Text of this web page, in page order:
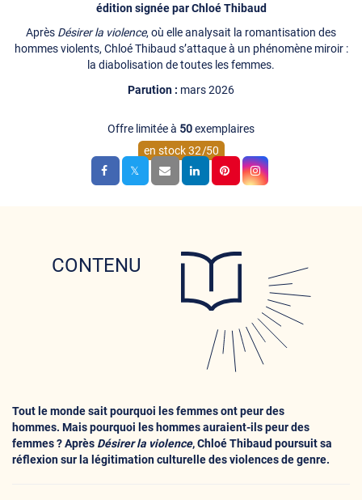
édition signée par Chloé Thibaud
Après Désirer la violence, où elle analysait la romantisation des
hommes violents, Chloé Thibaud s’attaque à un phénomène miroir :
la diabolisation de toutes les femmes.
mars 2026
Offre limitée à 50exemplaires
en stock 32/50
CONTENU
Tout le monde sait pourquoi les femmes ont peur des
hommes. Mais pourquoi les hommes auraient-ils peur des
femmes ? Après Désirer la violence, Chloé Thibaud poursuit sa
réflexion sur la légitimation culturelle des violences de genre.